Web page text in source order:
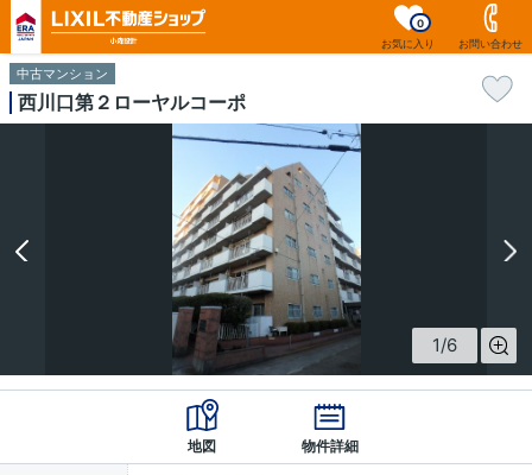
お気に入り
0
お問い合わせ
中古マンション
西川口第２ローヤルコーポ
1/6
地図 物件詳細